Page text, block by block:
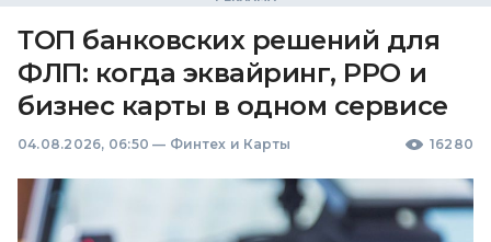
ТОП банковских решений для
ФЛП: когда эквайринг, РРО и
бизнес карты в одном сервисе
04.08.2026, 06:50 — Финтех и Карты 16280